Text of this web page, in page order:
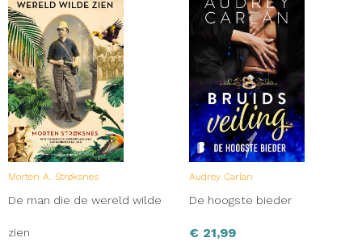
Morten A. Strøksnes
De man die de wereld wilde
zien
Audrey Carlan
De hoogste bieder
€ 21,99